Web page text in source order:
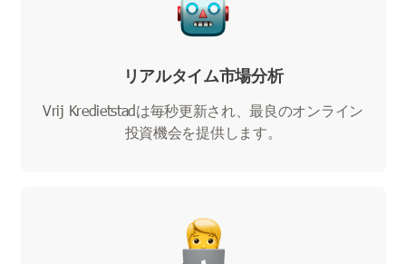
リアルタイム市場分析
Vrij Kredietstadは毎秒更新され、最良のオンライン
投資機会を提供します。